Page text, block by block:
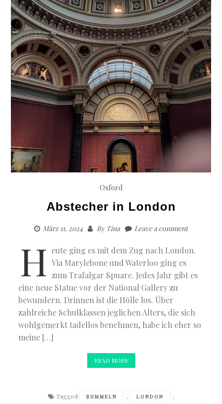
Oxford
Abstecher in London
März 11, 2024 ByTina Leave a comment
H eute ging es mit dem Zug nach London.
Via Marylebone und Waterloo ging es
zum Trafalgar Spuare. Jedes Jahr gibt es
eine neue Statue vor der National Gallery zu
bewundern. Drinnen ist die Hölle los. Über
zahlreiche Schulklassen jeglichen Alters, die sich
wohlgemerkt tadellos benehmen, habe ich eher so
meine […]
READ MORE
Tagged BUMMELN , LONDON ,